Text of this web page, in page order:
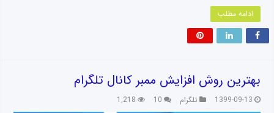
ادامه مطلب
بهترین روش افزایش ممبر کانال تلگرام
1399-09-13 تلگرام 10
1,218